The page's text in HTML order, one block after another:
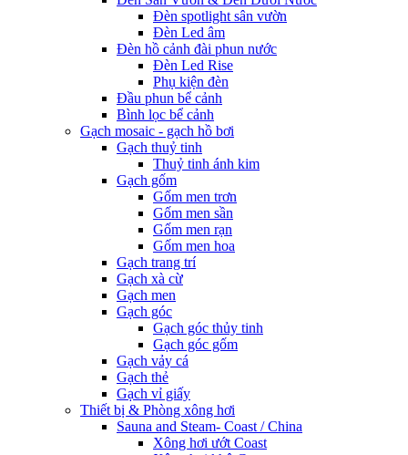
Đèn spotlight sân vườn
Đèn Led âm
Đèn hồ cảnh đài phun nước
Đèn Led Rise
Phụ kiện đèn
Đầu phun bể cảnh
Bình lọc bể cảnh
Gạch mosaic - gạch hồ bơi
Gạch thuỷ tinh
Thuỷ tinh ánh kim
Gạch gốm
Gốm men trơn
Gốm men sần
Gốm men rạn
Gốm men hoa
Gạch trang trí
Gạch xà cừ
Gạch men
Gạch góc
Gạch góc thủy tinh
Gạch góc gốm
Gạch vảy cá
Gạch thẻ
Gạch vỉ giấy
Thiết bị & Phòng xông hơi
Sauna and Steam- Coast / China
Xông hơi ướt Coast